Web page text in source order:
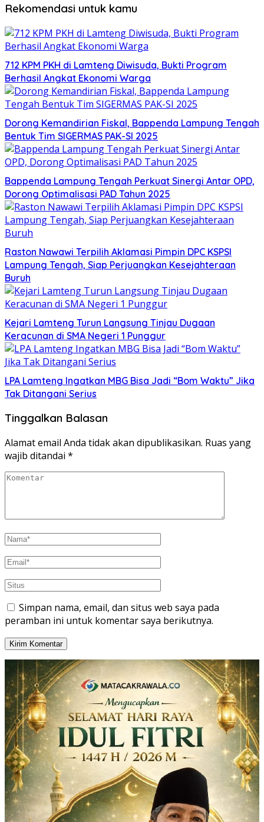
Rekomendasi untuk kamu
712 KPM PKH di Lamteng Diwisuda, Bukti Program
Berhasil Angkat Ekonomi Warga
Dorong Kemandirian Fiskal, Bappenda Lampung Tengah
Bentuk Tim SIGERMAS PAK-SI 2025
Bappenda Lampung Tengah Perkuat Sinergi Antar OPD,
Dorong Optimalisasi PAD Tahun 2025
Raston Nawawi Terpilih Aklamasi Pimpin DPC KSPSI
Lampung Tengah, Siap Perjuangkan Kesejahteraan
Buruh
Kejari Lamteng Turun Langsung Tinjau Dugaan
Keracunan di SMA Negeri 1 Punggur
LPA Lamteng Ingatkan MBG Bisa Jadi “Bom Waktu” Jika
Tak Ditangani Serius
Tinggalkan Balasan
Alamat email Anda tidak akan dipublikasikan. Ruas yang
wajib ditandai *
Simpan nama, email, dan situs web saya pada
peramban ini untuk komentar saya berikutnya.